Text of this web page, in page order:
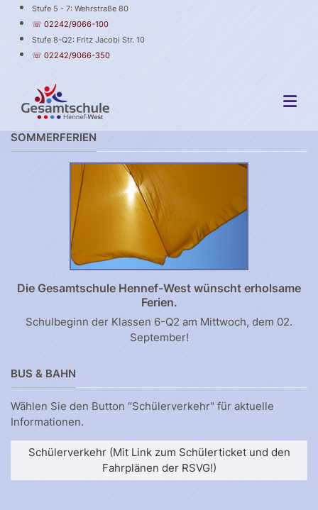
Stufe 5 - 7: Wehrstraße 80
☏ 02242/9066-100
Stufe 8-Q2: Fritz Jacobi Str. 10
☏ 02242/9066-350
SOMMERFERIEN
Die Gesamtschule Hennef-West wünscht erholsame
Ferien.
Schulbeginn der Klassen 6-Q2 am Mittwoch, dem 02.
September!
BUS & BAHN
Wählen Sie den Button "Schülerverkehr" für aktuelle
Informationen.
Schülerverkehr (Mit Link zum Schülerticket und den
Fahrplänen der RSVG!)